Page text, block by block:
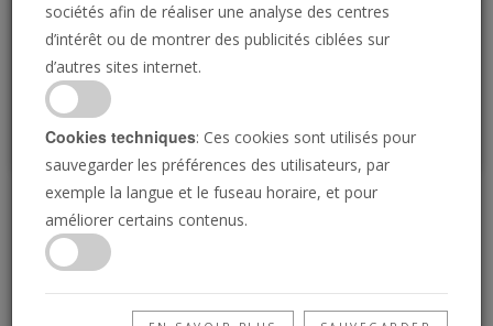
P
Des spécialistes de la
Bible trompeurs
sociétés afin de réaliser une analyse des centres
d’intérêt ou de montrer des publicités ciblées sur
d’autres sites internet.
Cookies techniques: Ces cookies sont utilisés pour
sauvegarder les préférences des utilisateurs, par
exemple la langue et le fuseau horaire, et pour
améliorer certains contenus.